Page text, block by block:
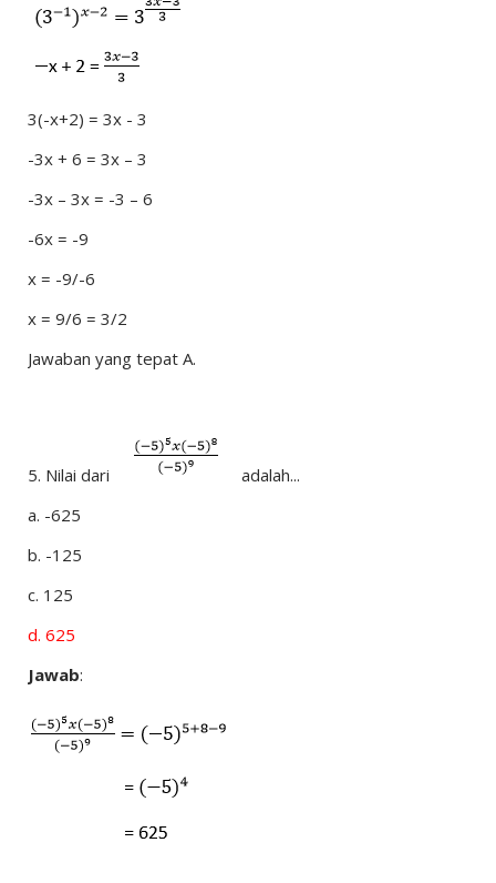
3(-x+2) = 3x - 3
-3x + 6 = 3x – 3
-3x – 3x = -3 – 6
-6x = -9
x = -9/-6
x = 9/6 = 3/2
Jawaban yang tepat A.
5. Nilai dari
adalah...
a. -625
b. -125
c. 125
d. 625
Jawab: